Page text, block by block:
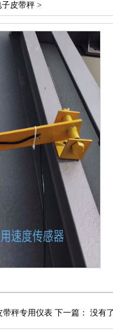
子皮带秤 >
带秤专用仪表 下一篇： 没有